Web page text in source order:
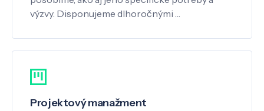
výzvy. Disponujeme dlhoročnými …
Projektový manažment